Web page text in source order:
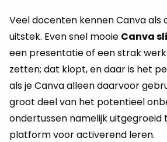
Veel docenten kennen Canva als
uitstek. Even snel mooie Canva
een presentatie of een strak
zetten; dat klopt, en daar is het
als je Canva alleen daarvoor
groot deel van het potentieel
ondertussen namelijk
platform voor activerend leren.